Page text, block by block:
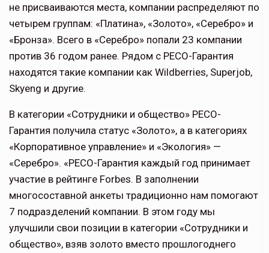
не присваиваются места, компании распределяют по
четырем группам: «Платина», «Золото», «Серебро» и
«Бронза». Всего в «Серебро» попали 23 компании
против 36 годом ранее. Рядом с РЕСО-Гарантия
находятся такие компании как Wildberries, Superjob,
Skyeng и другие.
В категории «Сотрудники и общество» РЕСО-
Гарантия получила статус «Золото», а в категориях
«Корпоративное управление» и «Экология» —
«Серебро». «РЕСО-Гарантия каждый год принимает
участие в рейтинге Forbes. В заполнении
многосоставной анкеты традиционно нам помогают
7 подразделений компании. В этом году мы
улучшили свои позиции в категории «Сотрудники и
общество», взяв золото вместо прошлогоднего